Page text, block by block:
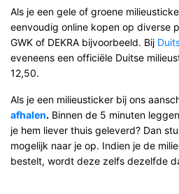
Als je een gele of groene
eenvoudig online kopen op diverse
GWK of DEKRA bijvoorbeeld. Bij
eveneens een officiële Duitse
12,50.
Als je een milieusticker bij ons
afhalen. Binnen de 5 minuten
je hem liever thuis geleverd? Dan
mogelijk naar je op. Indien je de
bestelt, wordt deze zelfs dezelfde